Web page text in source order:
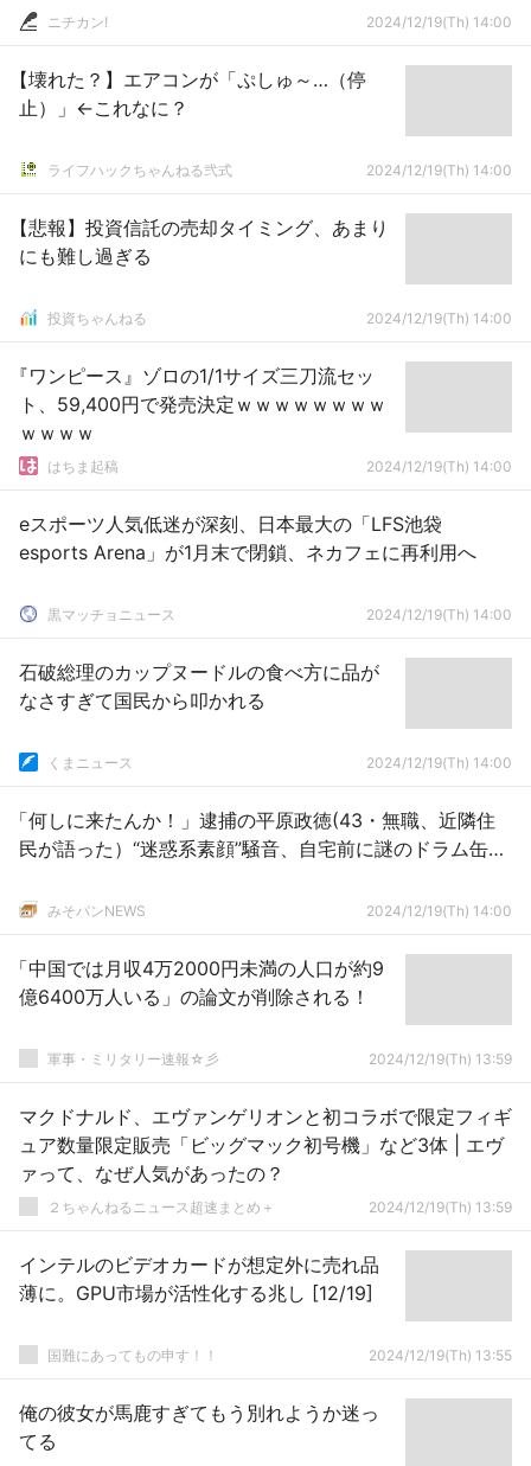
ニチカン! 2024/12/19(Th) 14:00
【壊れた？】エアコンが「ぷしゅ～…（停
止）」←これなに？
ライフハックちゃんねる弐式 2024/12/19(Th) 14:00
【悲報】投資信託の売却タイミング、あまり
にも難し過ぎる
投資ちゃんねる 2024/12/19(Th) 14:00
『ワンピース』ゾロの1/1サイズ三刀流セッ
ト、59,400円で発売決定ｗｗｗｗｗｗｗｗ
ｗｗｗｗ
はちま起稿 2024/12/19(Th) 14:00
eスポーツ人気低迷が深刻、日本最大の「LFS池袋
esports Arena」が1月末で閉鎖、ネカフェに再利用へ
黒マッチョニュース 2024/12/19(Th) 14:00
石破総理のカップヌードルの食べ方に品が
なさすぎて国民から叩かれる
くまニュース 2024/12/19(Th) 14:00
「何しに来たんか！」逮捕の平原政徳(43・無職、近隣住
民が語った）“迷惑系素顔”騒音、自宅前に謎のドラム缶…
みそパンNEWS 2024/12/19(Th) 14:00
「中国では月収4万2000円未満の人口が約9
億6400万人いる」の論文が削除される！
軍事・ミリタリー速報☆彡 2024/12/19(Th) 13:59
マクドナルド、エヴァンゲリオンと初コラボで限定フィギ
ュア数量限定販売「ビッグマック初号機」など3体 | エヴ
ァって、なぜ人気があったの？
２ちゃんねるニュース超速まとめ＋ 2024/12/19(Th) 13:59
インテルのビデオカードが想定外に売れ品
薄に。GPU市場が活性化する兆し [12/19]
国難にあってもの申す！！ 2024/12/19(Th) 13:55
俺の彼女が馬鹿すぎてもう別れようか迷っ
てる